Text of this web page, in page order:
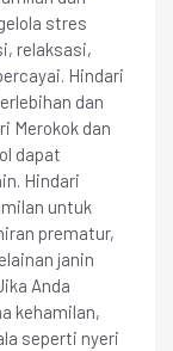
stres
relaksasi,
Hindari
dan
Merokok dan
dapat
Hindari
untuk
prematur,
janin
Anda
kehamilan,
seperti nyeri